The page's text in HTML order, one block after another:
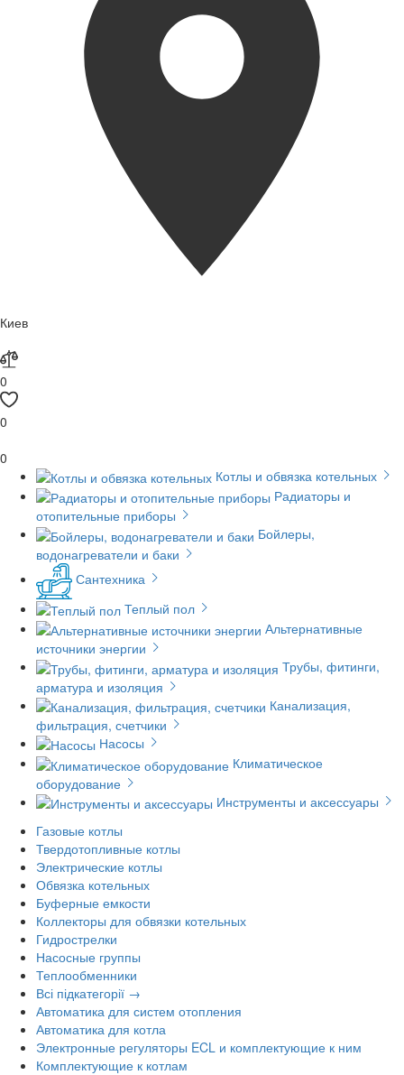
Киев
0
0
0
Котлы и обвязка котельных
Радиаторы и
отопительные приборы
Бойлеры,
водонагреватели и баки
Сантехника
Теплый пол
Альтернативные
источники энергии
Трубы, фитинги,
арматура и изоляция
Канализация,
фильтрация, счетчики
Насосы
Климатическое
оборудование
Инструменты и аксессуары
Газовые котлы
Твердотопливные котлы
Электрические котлы
Обвязка котельных
Буферные емкости
Коллекторы для обвязки котельных
Гидрострелки
Насосные группы
Теплообменники
Всі підкатегорії →
Автоматика для систем отопления
Автоматика для котла
Электронные регуляторы ECL и комплектующие к ним
Комплектующие к котлам